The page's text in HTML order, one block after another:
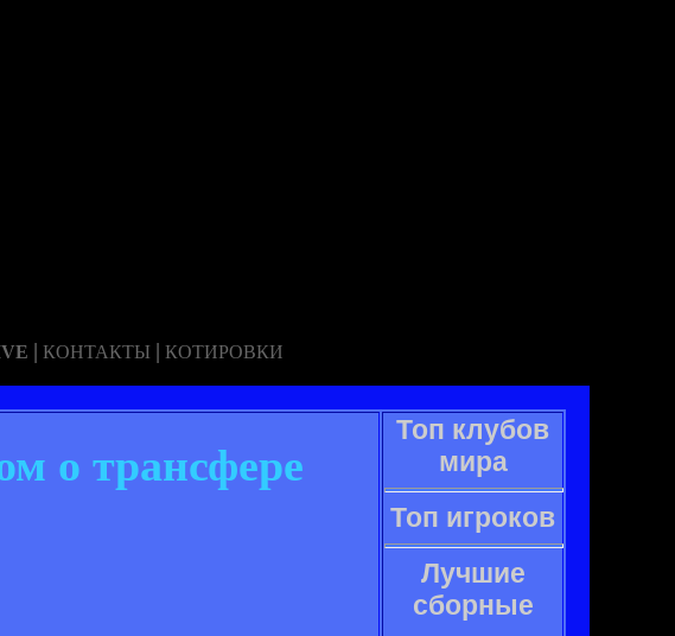
| КОНТАКТЫ | КОТИРОВКИ
о трансфере
Топ клубов
мира
Топ игроков
Лучшие
сборные